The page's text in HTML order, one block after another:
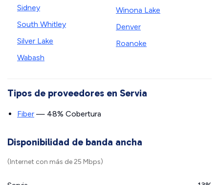
Sidney
South Whitley
Silver Lake
Wabash
Winona Lake
Denver
Roanoke
Tipos de proveedores en Servia
Fiber — 48% Cobertura
Disponibilidad de banda ancha
(Internet con más de 25 Mbps)